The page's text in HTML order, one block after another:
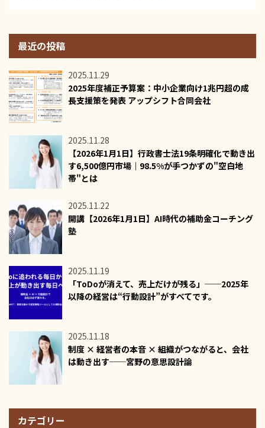
最近の投稿
2025.11.29
2025年度補正予算案：中小企業向け1兆円超の成
長支援策を発表 アップシフト合同会社
2025.11.28
【2026年1月1日】行政書士法19条明確化で動き出
す6,500億円市場｜98.5%が手つかずの"空白地
帯"とは
2025.11.22
開講【2026年1月1日】AI時代の補助金コーチング
塾
2025.11.19
「ToDoが消えて、売上だけが残る」──2025年
以降の経営は“行動設計”がすべてです。
2025.11.18
制度 × 経営者の本音 × 組織がつながると、会社
は動き出す──宮野の意思設計論
カテゴリー